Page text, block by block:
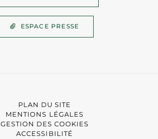
ESPACE PRESSE
PLAN DU SITE
MENTIONS LÉGALES
GESTION DES COOKIES
ACCESSIBILITÉ